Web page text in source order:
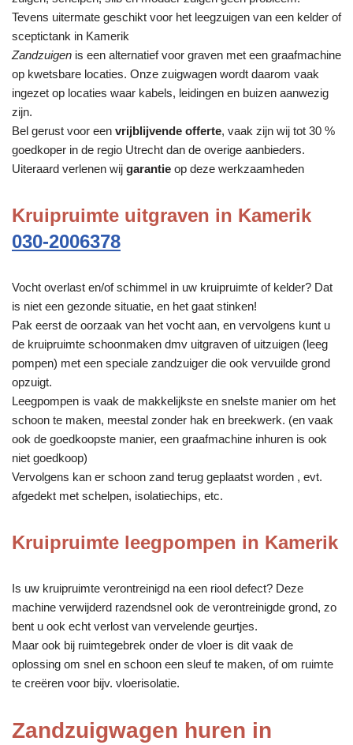
Tevens uitermate geschikt voor het leegzuigen van een kelder of
sceptictank in Kamerik
Zandzuigen is een alternatief voor graven met een graafmachine
op kwetsbare locaties. Onze zuigwagen wordt daarom vaak
ingezet op locaties waar kabels, leidingen en buizen aanwezig
zijn.
Bel gerust voor een vrijblijvende offerte, vaak zijn wij tot 30 %
goedkoper in de regio Utrecht dan de overige aanbieders.
Uiteraard verlenen wij garantie op deze werkzaamheden
Kruipruimte uitgraven in Kamerik
030-2006378
Vocht overlast en/of schimmel in uw kruipruimte of kelder? Dat
is niet een gezonde situatie, en het gaat stinken!
Pak eerst de oorzaak van het vocht aan, en vervolgens kunt u
de kruipruimte schoonmaken dmv uitgraven of uitzuigen (leeg
pompen) met een speciale zandzuiger die ook vervuilde grond
opzuigt.
Leegpompen is vaak de makkelijkste en snelste manier om het
schoon te maken, meestal zonder hak en breekwerk. (en vaak
ook de goedkoopste manier, een graafmachine inhuren is ook
niet goedkoop)
Vervolgens kan er schoon zand terug geplaatst worden , evt.
afgedekt met schelpen, isolatiechips, etc.
Kruipruimte leegpompen in Kamerik
Is uw kruipruimte verontreinigd na een riool defect? Deze
machine verwijderd razendsnel ook de verontreinigde grond, zo
bent u ook echt verlost van vervelende geurtjes.
Maar ook bij ruimtegebrek onder de vloer is dit vaak de
oplossing om snel en schoon een sleuf te maken, of om ruimte
te creëren voor bijv. vloerisolatie.
Zandzuigwagen huren in